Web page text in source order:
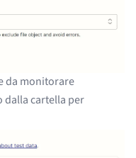
da monitorare
dalla cartella per